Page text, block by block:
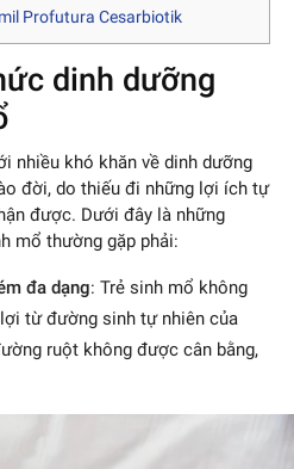
Profutura Cesarbiotik
dinh dưỡng
nhiều khó khăn về dinh dưỡng
đời, do thiếu đi những lợi ích tự
được. Dưới đây là những
mổ thường gặp phải:
đa dạng: Trẻ sinh mổ không
từ đường sinh tự nhiên của
ruột không được cân bằng,